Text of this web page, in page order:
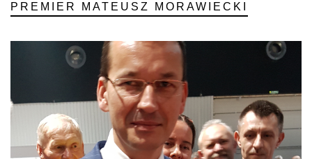
PREMIER MATEUSZ MORAWIECKI